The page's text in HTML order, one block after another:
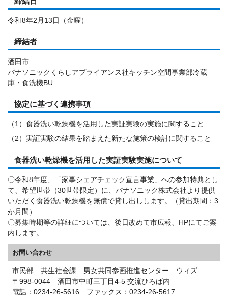
令和8年2月13日（金曜）
締結者
酒田市
パナソニックくらしアプライアンス社キッチン空間事業部冷蔵
庫・食洗機BU
協定に基づく連携事項
（1）食器洗い乾燥機を活用した実証実験の実施に関すること
（2）実証実験の結果を踏まえた新たな施策の検討に関すること
食器洗い乾燥機を活用した実証実験実施について
〇令和8年度、「家事シェアチェック宣言事業」への参加特典とし
て、希望世帯（30世帯限定）に、パナソニック株式会社より提供
いただく食器洗い乾燥機を無償で貸し出しします。（貸出期間：3
か月間）
〇募集時期等の詳細については、後日改めて市広報、HPにてご案
内します。
お問い合わせ
市民部 共生社会課 男女共同参画推進センター ウィズ
〒998-0044 酒田市中町三丁目4-5 交流ひろば内
電話：0234-26-5616 ファックス：0234-26-5617